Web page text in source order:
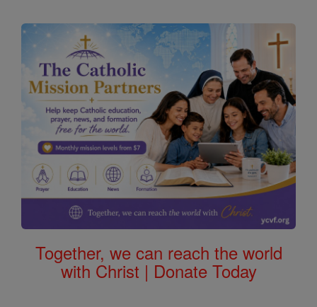
Together, we can reach the world
with Christ | Donate Today